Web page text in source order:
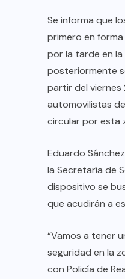
Se informa que
primero en
por la tarde en
posteriormente
partir del viernes
automovilistas
circular por esta
Eduardo
la Secretaría de
dispositivo se
que acudirán a
“Vamos a tener
seguridad en la
con Policía de